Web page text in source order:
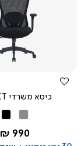
כיסא משרדי EFFECT
החל מ-
990 ₪